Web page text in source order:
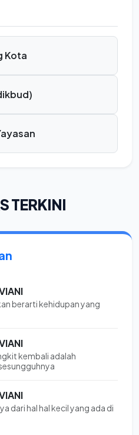
Kota
TERKINI
berarti kehidupan yang
kembali adalah
dari hal hal kecil yang ada di